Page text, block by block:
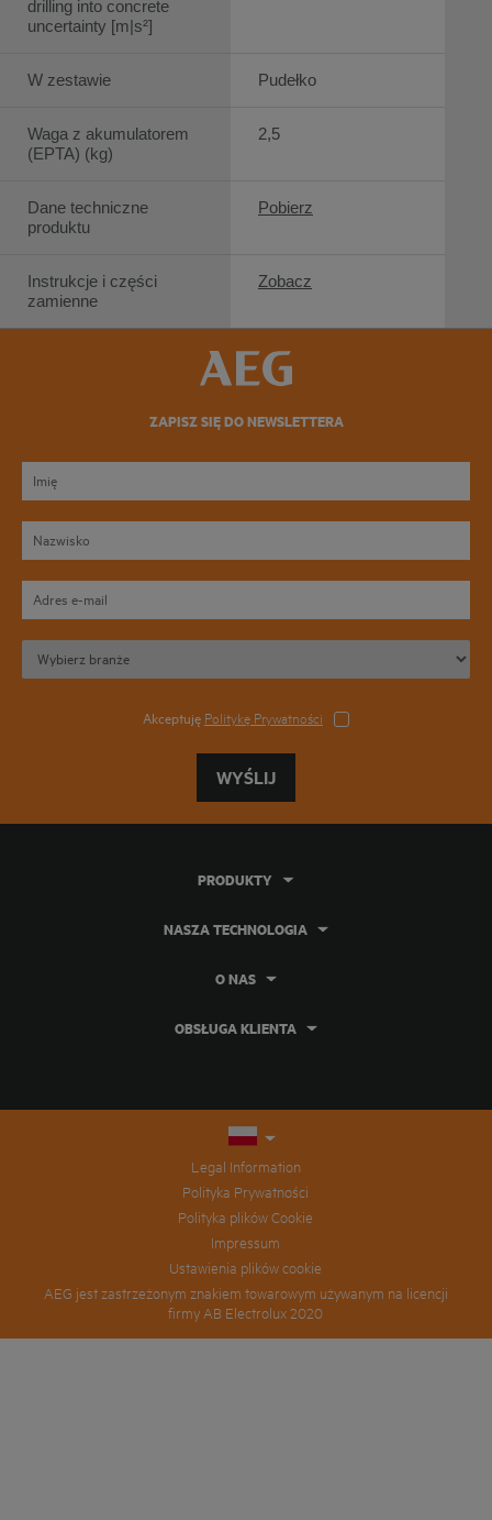
drilling into concrete
uncertainty [m|s²]
W zestawie
Waga z akumulatorem
(EPTA) (kg)
Dane techniczne
produktu
Instrukcje i części
zamienne
Pudełko
2,5
Pobierz
Zobacz
ZAPISZ SIĘ DO NEWSLETTERA
Akceptuję Politykę Prywatności
WYŚLIJ
PRODUKTY
NASZA TECHNOLOGIA
O NAS
OBSŁUGA KLIENTA
Legal Information
Polityka Prywatności
Polityka plików Cookie
Impressum
Ustawienia plików cookie
AEG jest zastrzeżonym znakiem towarowym używanym na licencji
firmy AB Electrolux 2020